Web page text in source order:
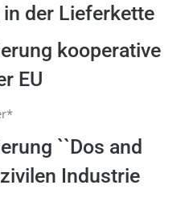
der Lieferkette
kooperative
EU
``Dos and
Industrie